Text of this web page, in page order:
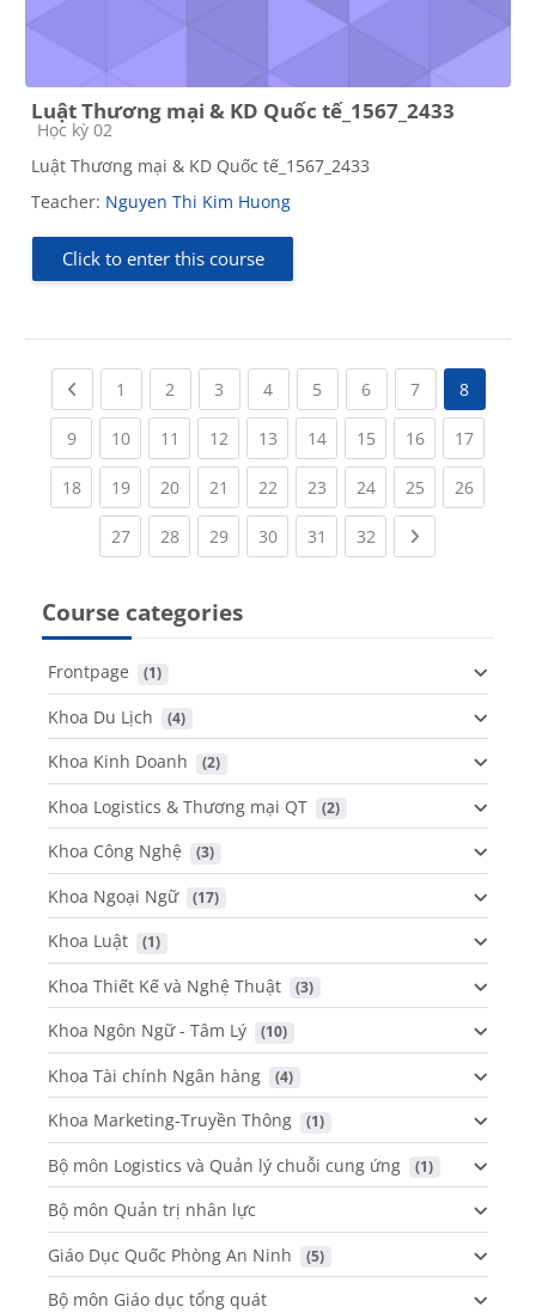
Luật Thương mại & KD Quốc tế_1567_2433
Course category
Học kỳ 02
Luật Thương mại & KD Quốc tế_1567_2433
Teacher: Nguyen Thi Kim Huong
Click to enter this course
Previous page
1 (current)
2 (current)
3 (current)
4(current)
5 (current)
6(current)
7(current)
8
9(current)
10(current)
11 (current)
12(current)
13(current)
14(current)
15(current)
16(current)
17
18(current)
19(current)
20(current)
21 (current)
22(current)
23(current)
24(current)
25(current)
26
27(current)
28(current)
29(current)
30(current)
31 (current)
32(current)
Course categories
Frontpage (1)
Khoa Du Lịch (4)
Khoa Kinh Doanh (2)
Khoa Logistics & Thương mại QT (2)
Khoa Công Nghệ (3)
Khoa Ngoại Ngữ (17)
Khoa Luật (1)
Khoa Thiết Kế và Nghệ Thuật (3)
Khoa Ngôn Ngữ - Tâm Lý (10)
Khoa Tài chính Ngân hàng (4)
Khoa Marketing-Truyền Thông (1)
Bộ môn Logistics và Quản lý chuỗi cung ứng (1)
Bộ môn Quản trị nhân lực
Giáo Dục Quốc Phòng An Ninh
(5)
Bộ môn Giáo dục tổng quát